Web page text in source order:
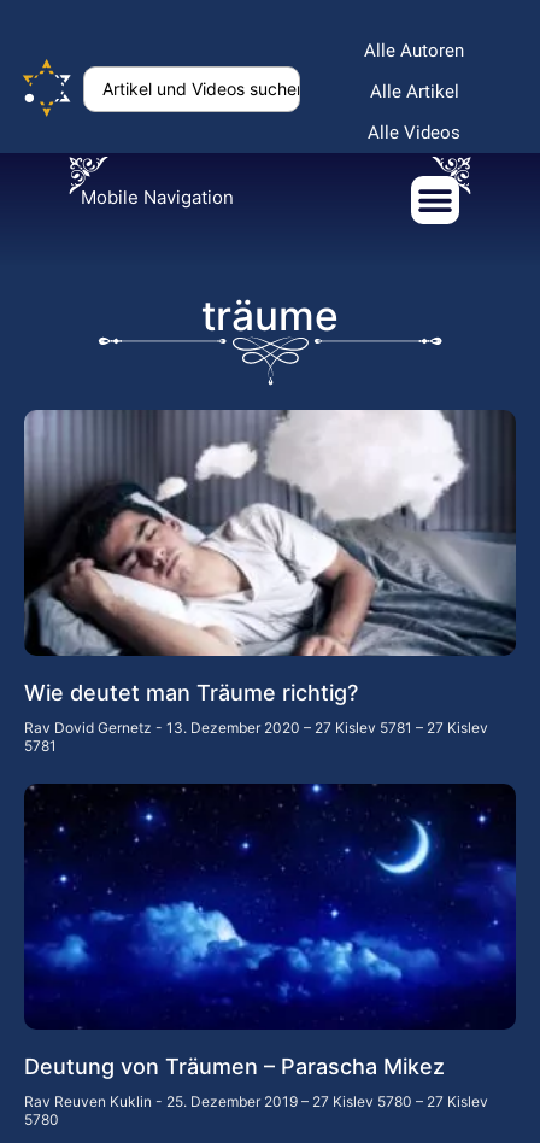
Alle Autoren
Alle Artikel
Alle Videos
Mobile Navigation
träume
Wie deutet man Träume richtig?
Rav Dovid Gernetz
13. Dezember 2020 – 27 Kislev 5781 – 27 Kislev
5781
Deutung von Träumen – Parascha Mikez
Rav Reuven Kuklin
25. Dezember 2019 – 27 Kislev 5780 – 27 Kislev
5780